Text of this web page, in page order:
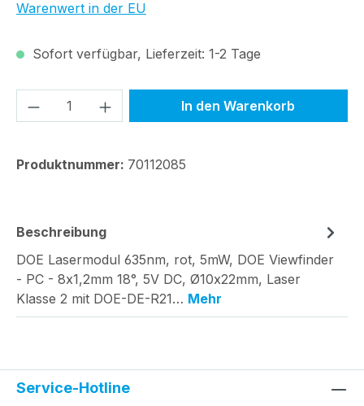
Warenwert in der EU
Sofort verfügbar, Lieferzeit: 1-2 Tage
Produkt Anzahl: Gib denIn den Warenkorb
Produktnummer: 70112085
Beschreibung
DOE Lasermodul 635nm, rot, 5mW, DOE Viewfinder
- PC - 8x1,2mm 18°, 5V DC, Ø10x22mm, Laser
Klasse 2 mit DOE-DE-R21… Mehr
Service-Hotline